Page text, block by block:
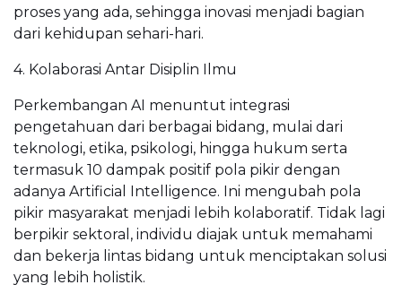
proses yang ada, sehingga inovasi menjadi bagian
dari kehidupan sehari-hari.
4. Kolaborasi Antar Disiplin Ilmu
Perkembangan AI menuntut integrasi
pengetahuan dari berbagai bidang, mulai dari
teknologi, etika, psikologi, hingga hukum serta
termasuk 10 dampak positif pola pikir dengan
adanya Artificial Intelligence. Ini mengubah pola
pikir masyarakat menjadi lebih kolaboratif. Tidak lagi
berpikir sektoral, individu diajak untuk memahami
dan bekerja lintas bidang untuk menciptakan solusi
yang lebih holistik.